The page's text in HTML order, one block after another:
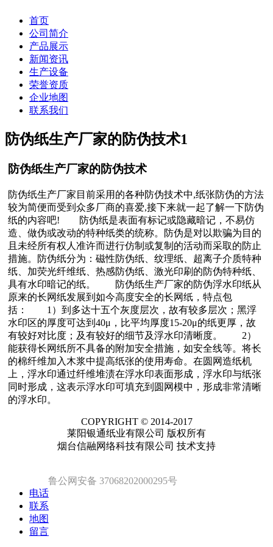
首页
公司简介
产品展示
新闻资讯
生产设备
荣誉资质
企业地图
联系我们
防伪纸生产厂家的防伪技术1
防伪纸生产厂家的防伪技术
防伪纸生产厂家目前采用的各种防伪技术中,纸张防伪的方法
较为简便而受到众多厂商的喜爱,接下来就一起了解一下防伪
纸的内容吧! 防伪纸是表面有标记或隐藏暗记，不易仿
造、做伪或改动的特种纸类的统称。防伪是对以欺骗为目的
且未经所有权人准许而进行仿制或复制的活动而采取的防止
措施。防伪纸分为：磁性防伪纸、纹理纸、超离子介质特种
纸、加荧光纤维纸、热感防伪纸、激光印刷的防伪特种纸、
具有水印暗记的纸。 防伪纸生产厂家的防伪浮水印纸从
原来的长网纸发展到如今高度安全的长网纸，特点包
括： 1）到多达十五个灰度层次，故有较多层次；黑浮
水印区的厚度可达到40μ，比平均厚度15-20μ的纸更厚，故
有较好对比度；及有较好的细节及浮水印清晰度。 2）
能获得长网纸所不具备的附加安全措施，如安全线等。将长
的棉纤维加入木浆中提高纸张的使用寿命。在圆网造纸机
上，浮水印通过纤维堆渍在浮水印表面形成，浮水印与纸张
同时形成，这表示浮水印可填充到圆网模中，形成非常清晰
的浮水印。
COPYRIGHT © 2014-2017
莱阳银通纸业有限公司 版权所有
烟台信融网络科技有限公司 技术支持
鲁公网安备 37068202000295号
电话
联系
地图
留言